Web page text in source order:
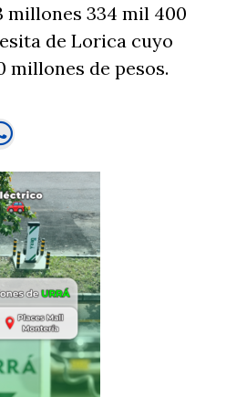
millones 334 mil 400
de Lorica cuyo
millones de pesos.